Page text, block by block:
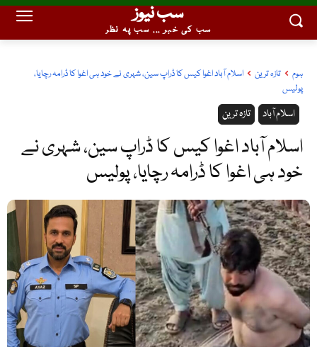
سب نیوز
سب کی خبر ... سب پہ نظر
ہوم تازہ ترین
اسلام آباد اغوا کیس کا ڈراپ سین، شہری نے خود ہی اغوا کا ڈرامہ رچایا،
پولیس
تازہ ترین اسلام آباد
اسلام آباد اغوا کیس کا ڈراپ سین، شہری نے
خود ہی اغوا کا ڈرامہ رچایا، پولیس